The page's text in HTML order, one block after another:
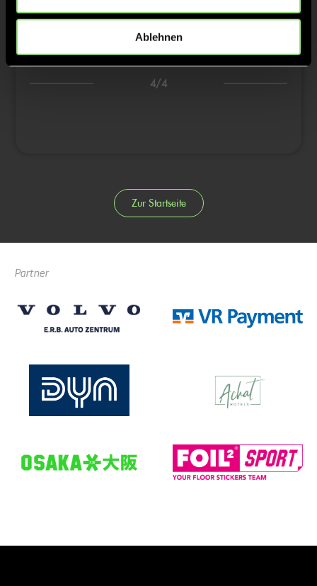
Ablehnen
3/4
Bert Volkert, 34’
4/4
Zur Startseite
Partner